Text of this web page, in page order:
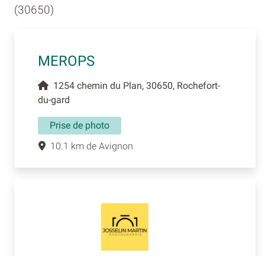
(30650)
MEROPS
1254 chemin du Plan, 30650, Rochefort-
du-gard
Prise de photo
10.1 km de Avignon